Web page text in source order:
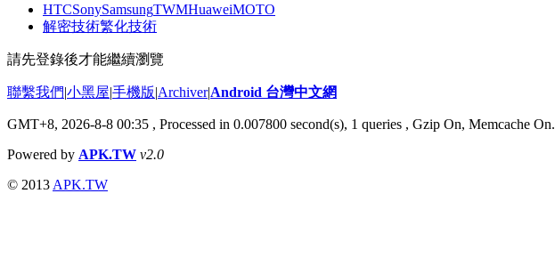
HTCSonySamsungTWMHuaweiMOTO
解密技術繁化技術
請先登錄後才能繼續瀏覽
聯繫我們|小黑屋|手機版|Archiver|Android 台灣中文網
GMT+8, 2026-8-8 00:35 , Processed in 0.007800 second(s), 1 queries , Gzip On, Memcache On.
Powered by APK.TW v2.0
© 2013 APK.TW